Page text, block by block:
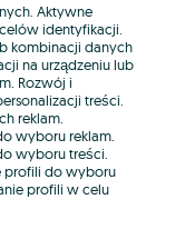
Aktywne
identyfikacji.
kombinacji danych
na urządzeniu lub
Rozwój i
treści.
reklam.
wyboru reklam.
wyboru treści.
profili do wyboru
profili w celu